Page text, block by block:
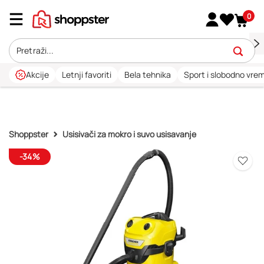
0
Akcije Letnji favoriti Bela tehnika Sport i slobodno
Shoppster
Usisivači za mokro i suvo usisavanje
-34%